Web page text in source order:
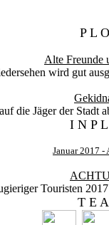
P L
Alte Freunde
wird gut
die Jäger der Stadt
I N P
Januar 2017 -
Touristen
T E